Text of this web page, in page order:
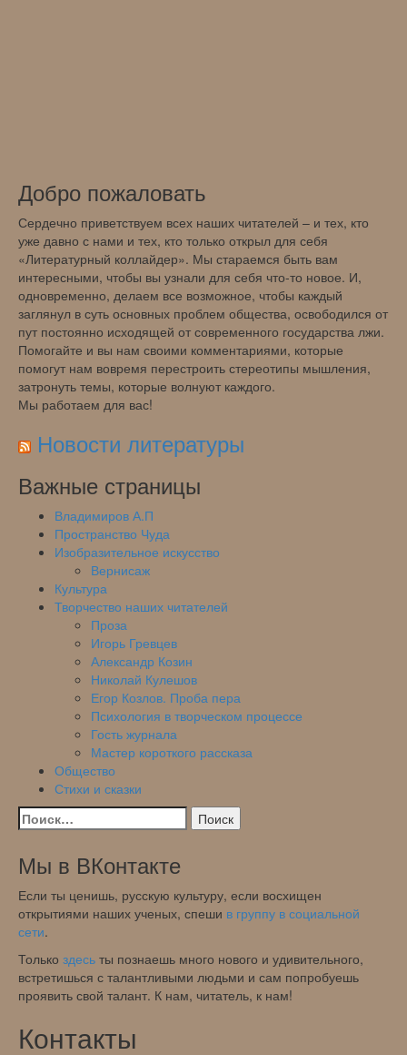
Добро пожаловать
Сердечно приветствуем всех наших читателей – и тех, кто
уже давно с нами и тех, кто только открыл для себя
«Литературный коллайдер». Мы стараемся быть вам
интересными, чтобы вы узнали для себя что-то новое. И,
одновременно, делаем все возможное, чтобы каждый
заглянул в суть основных проблем общества, освободился от
пут постоянно исходящей от современного государства лжи.
Помогайте и вы нам своими комментариями, которые
помогут нам вовремя перестроить стереотипы мышления,
затронуть темы, которые волнуют каждого.
Мы работаем для вас!
Новости литературы
Важные страницы
Владимиров А.П
Пространство Чуда
Изобразительное искусство
Вернисаж
Культура
Творчество наших читателей
Проза
Игорь Гревцев
Александр Козин
Николай Кулешов
Егор Козлов. Проба пера
Психология в творческом процессе
Гость журнала
Мастер короткого рассказа
Общество
Стихи и сказки
Найти:
Мы в ВКонтакте
Если ты ценишь, русскую культуру, если восхищен
открытиями наших ученых, спеши в группу в социальной
сети.
Только здесь ты познаешь много нового и удивительного,
встретишься с талантливыми людьми и сам попробуешь
проявить свой талант. К нам, читатель, к нам!
Контакты